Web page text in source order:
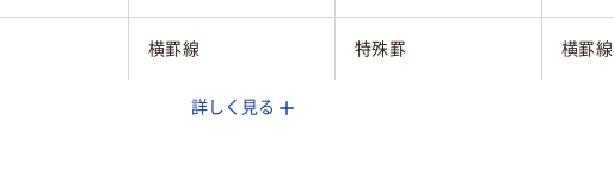
横罫線 特殊罫 横罫線
ブラック系
詳しく見る